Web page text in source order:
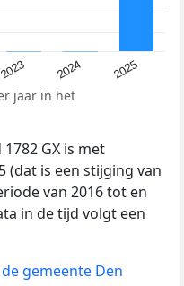
2023 2024 2025
jaar in het
GX is met
(dat is een stijging van
van 2016 tot en
in de tijd volgt een
gemeente Den